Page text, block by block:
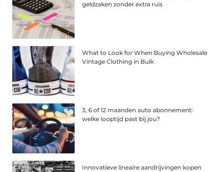
geldzaken zonder extra ruis
What to Look for When Buying Wholesale
Vintage Clothing in Bulk
3, 6 of 12 maanden auto abonnement:
welke looptijd past bij jou?
Innovatieve lineaire aandrijvingen kopen